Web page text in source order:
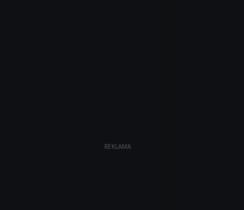
REKLAMA